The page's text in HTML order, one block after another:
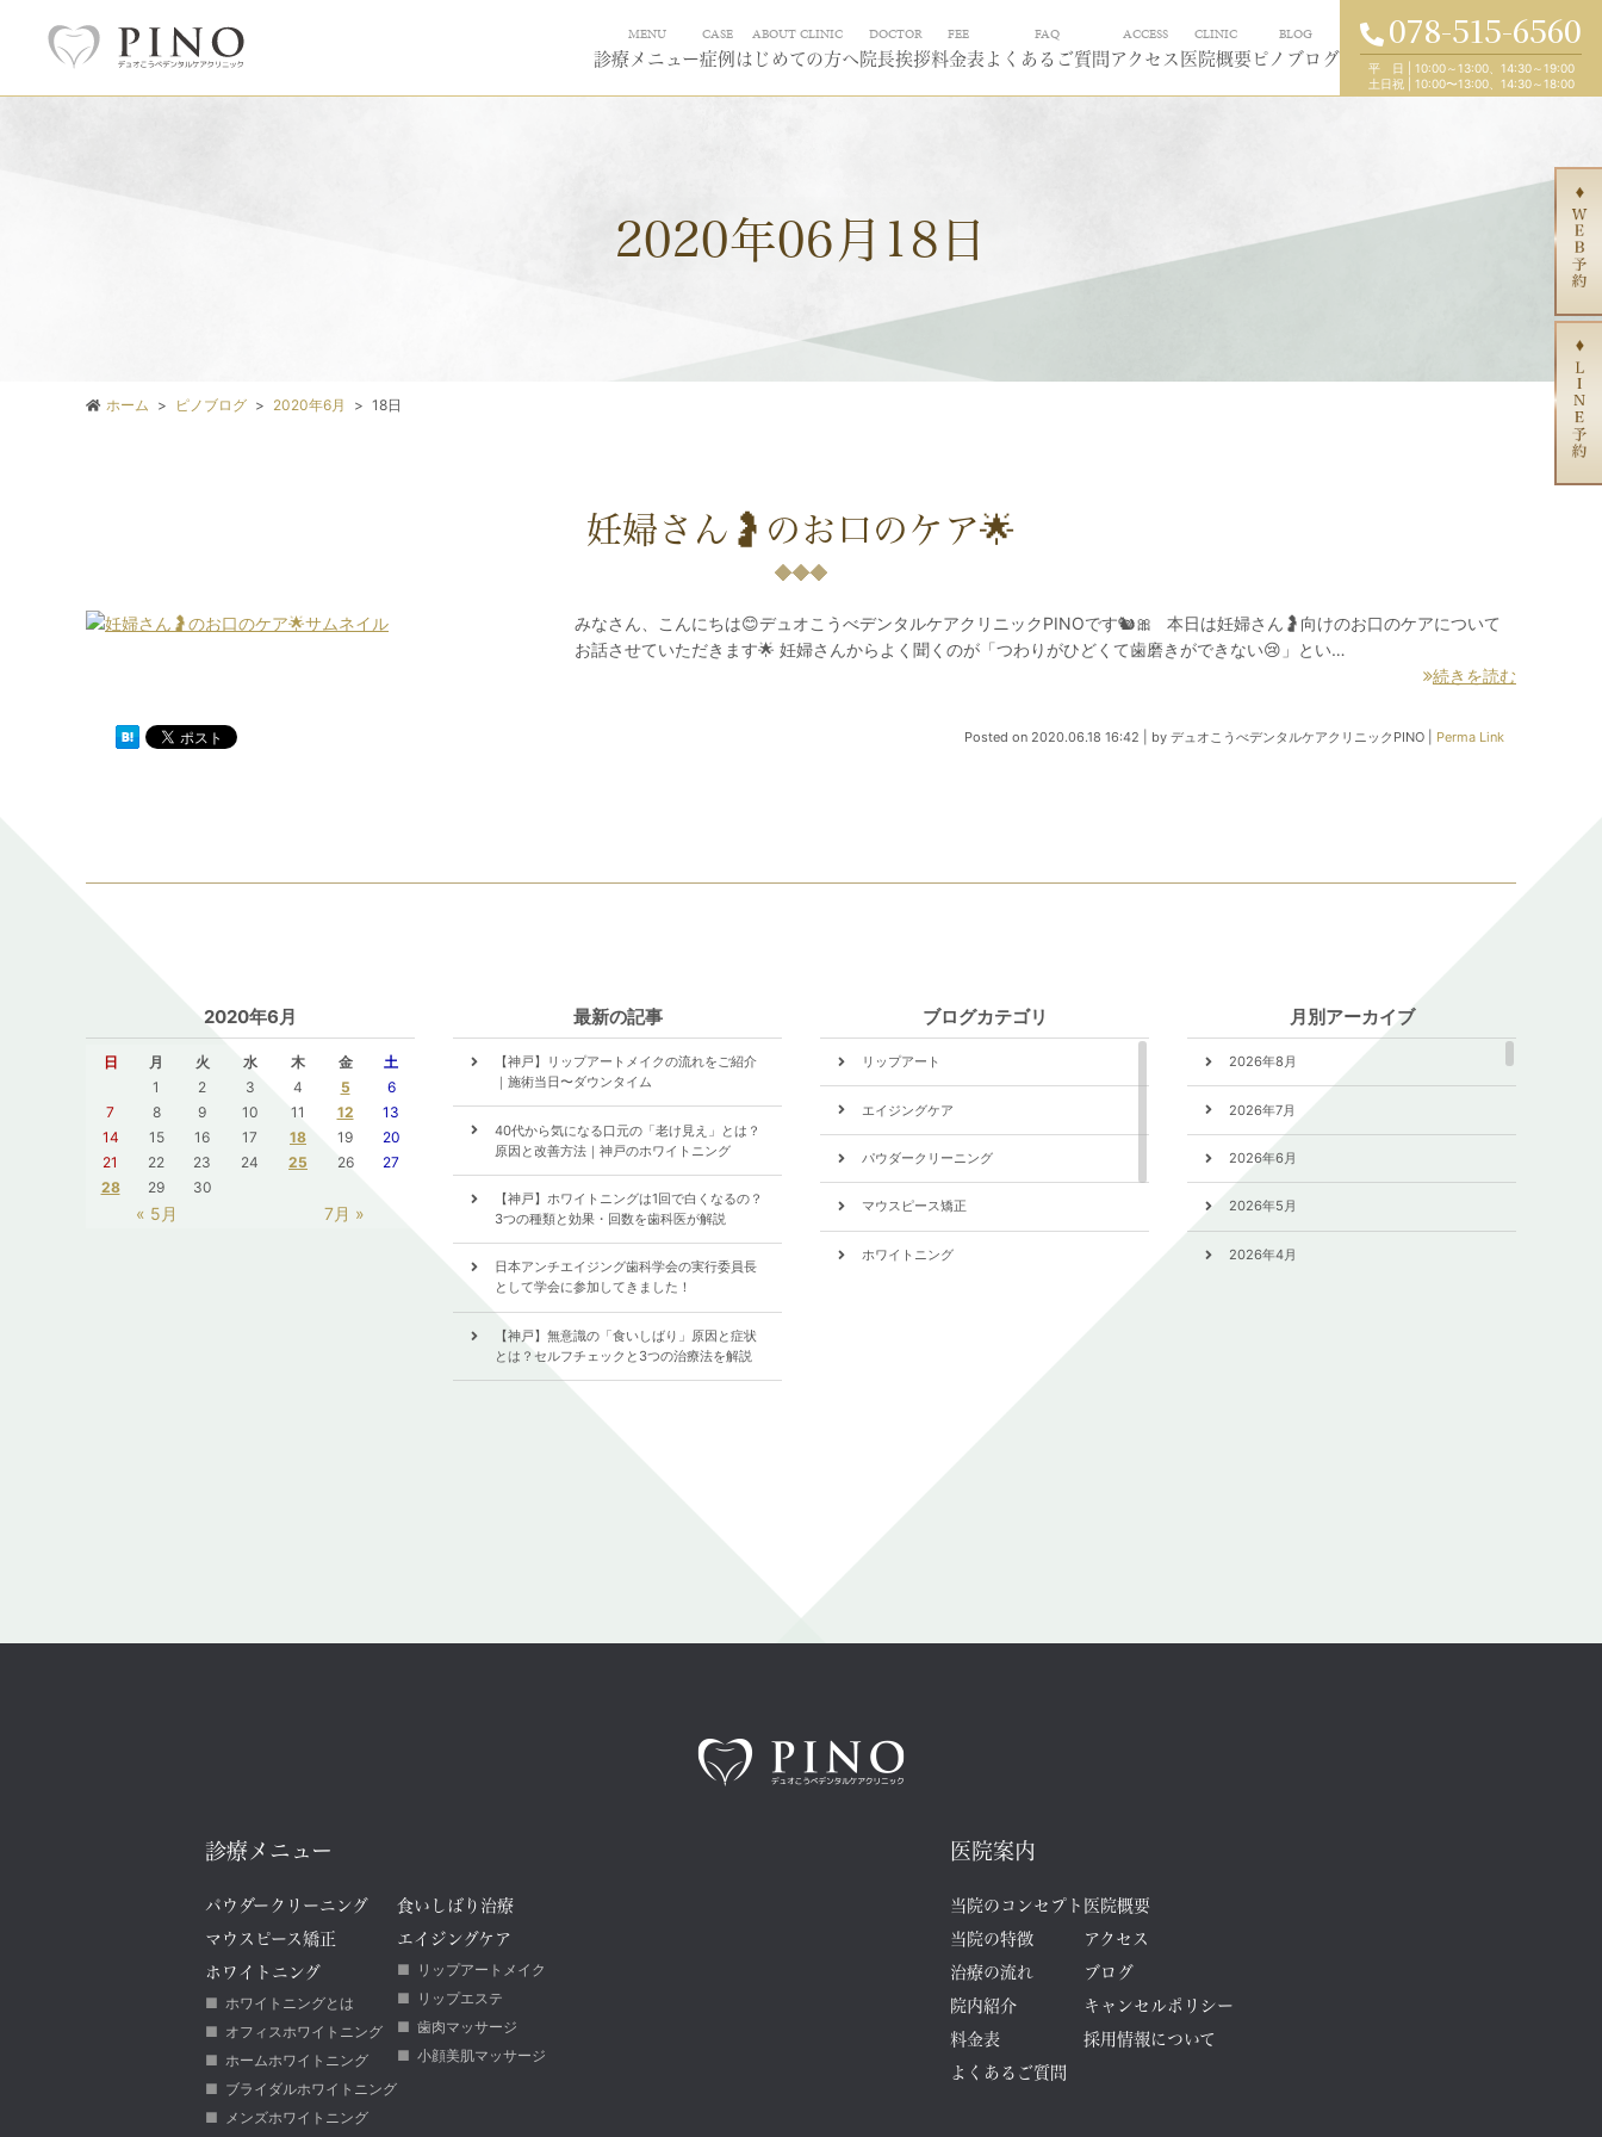
MENU
診療メニュー
CASE
症例
ABOUT CLINIC
はじめての方へ
DOCTOR
院長挨拶
FEE
料金表
FAQ
よくあるご質問
ACCESS
アクセス
CLINIC
医院概要
BLOG
ピノブログ
078-515-6560
平 日
10:00～13:00、14:30～19:00
土日祝
10:00〜13:00、14:30～18:00
2020年06月18日
ホーム ピノブログ 2020年6月 18日
妊婦さん🤰のお口のケア🌟
みなさん、こんにちは😊デュオこうべデンタルケアクリニックPINOです🐿🎀 本日は妊婦さん🤰向けのお口のケアについて
お話させていただきます🌟 妊婦さんからよく聞くのが「つわりがひどくて歯磨きができない😢」とい…
続きを読む
Posted on 2020.06.18 16:42 by デュオこうべデンタルケアクリニックPINO| Perma Link
2020年6月
日 月 火 水 木 金 土
« 5月 7月 »
1 2 3 4 5
6
7
8 9 10 11 12
13
14
15 16 17 18 19
20
21
22 23 24 25 26
27
28
29 30
最新の記事
【神戸】リップアートメイクの流れをご紹介
｜施術当日〜ダウンタイム
40代から気になる口元の「老け見え」とは？
原因と改善方法｜神戸のホワイトニング
【神戸】ホワイトニングは1回で白くなるの？
3つの種類と効果・回数を歯科医が解説
日本アンチエイジング歯科学会の実行委員長
として学会に参加してきました！
【神戸】無意識の「食いしばり」原因と症状
とは？セルフチェックと3つの治療法を解説
ブログカテゴリ
リップアート
エイジングケア
パウダークリーニング
マウスピース矯正
ホワイトニング
月別アーカイブ
2026年8月
2026年7月
2026年6月
2026年5月
2026年4月
診療メニュー
パウダークリーニング
マウスピース矯正
ホワイトニング
ホワイトニングとは
オフィスホワイトニング
ホームホワイトニング
ブライダルホワイトニング
メンズホワイトニング
食いしばり治療
エイジングケア
リップアートメイク
リップエステ
歯肉マッサージ
小顔美肌マッサージ
医院案内
当院のコンセプト
当院の特徴
治療の流れ
院内紹介
料金表
よくあるご質問
医院概要
アクセス
ブログ
キャンセルポリシー
採用情報について